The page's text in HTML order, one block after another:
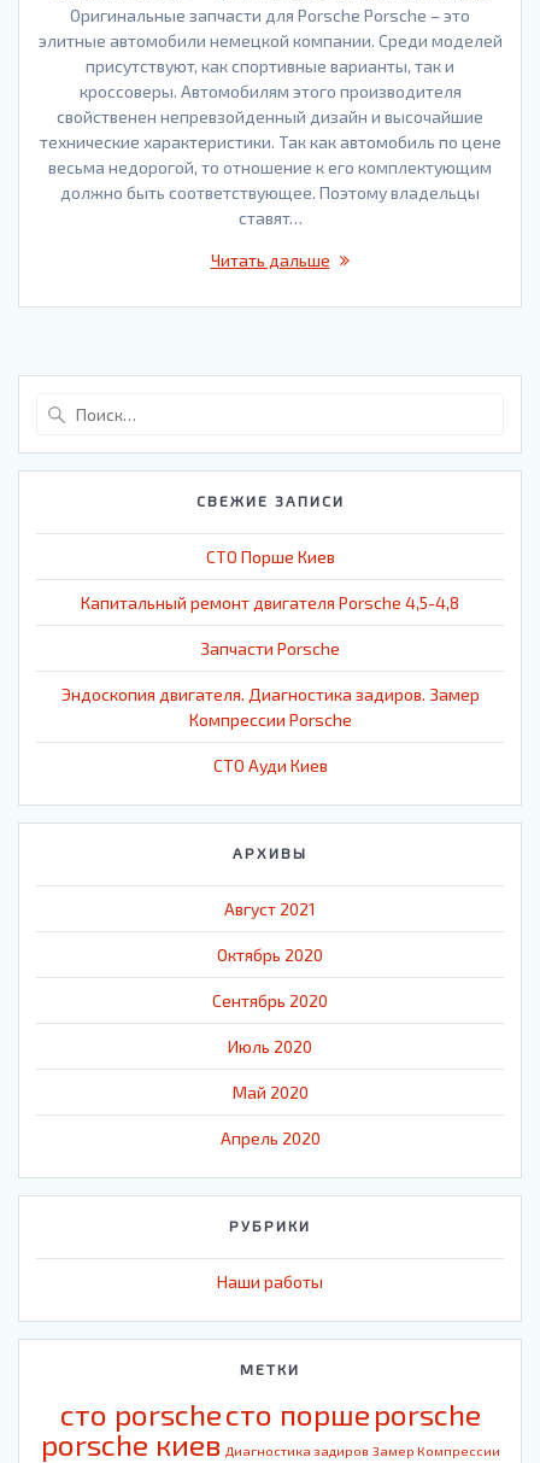
Оригинальные запчасти для Porsche Porsche – это
элитные автомобили немецкой компании. Среди моделей
присутствуют, как спортивные варианты, так и
кроссоверы. Автомобилям этого производителя
свойственен непревзойденный дизайн и высочайшие
технические характеристики. Так как автомобиль по цене
весьма недорогой, то отношение к его комплектующим
должно быть соответствующее. Поэтому владельцы
ставят…
Читать дальше
СВЕЖИЕ ЗАПИСИ
СТО Порше Киев
Капитальный ремонт двигателя Porsche 4,5-4,8
Запчасти Porsche
Эндоскопия двигателя. Диагностика задиров. Замер
Компрессии Porsche
СТО Ауди Киев
АРХИВЫ
Август 2021
Октябрь 2020
Сентябрь 2020
Июль 2020
Май 2020
Апрель 2020
РУБРИКИ
Наши работы
МЕТКИ
cто porschecто порше porsche
porsche киев Диагностика задиров Замер Компрессии